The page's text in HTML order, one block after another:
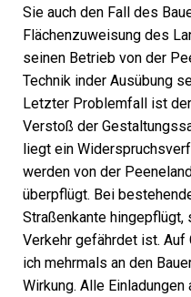
Sie auch den Fall des
Flächenzuweisung des
seinen Betrieb von der
Technik inder Ausübung
Letzter Problemfall ist
Verstoß der
liegt ein
werden von der
überpflügt. Bei
Straßenkante
Verkehr gefährdet ist. Auf
ich mehrmals an den
Wirkung. Alle